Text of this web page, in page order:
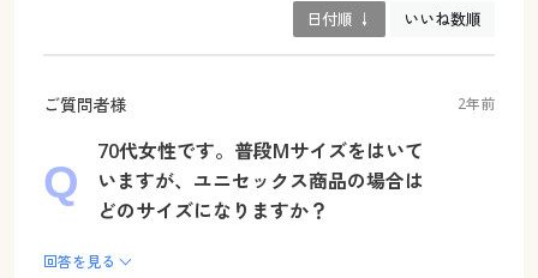
日付順 ↓ いいね数順
ご質問者様 2年前
70代女性です。普段Mサイズをはいて
いますが、ユニセックス商品の場合は
どのサイズになりますか？
回答を見る